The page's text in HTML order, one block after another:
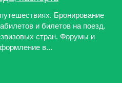
Бронирование
и билетов на поезд.
стран. Форумы и
в...